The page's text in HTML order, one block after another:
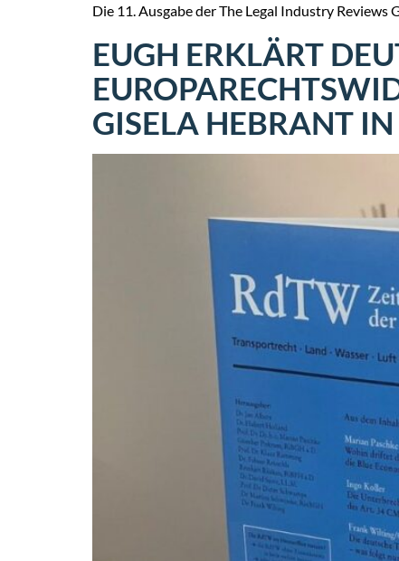
Die 11. Ausgabe der The Legal Industry Reviews
EUGH ERKLÄRT
GISELA HEBRANT